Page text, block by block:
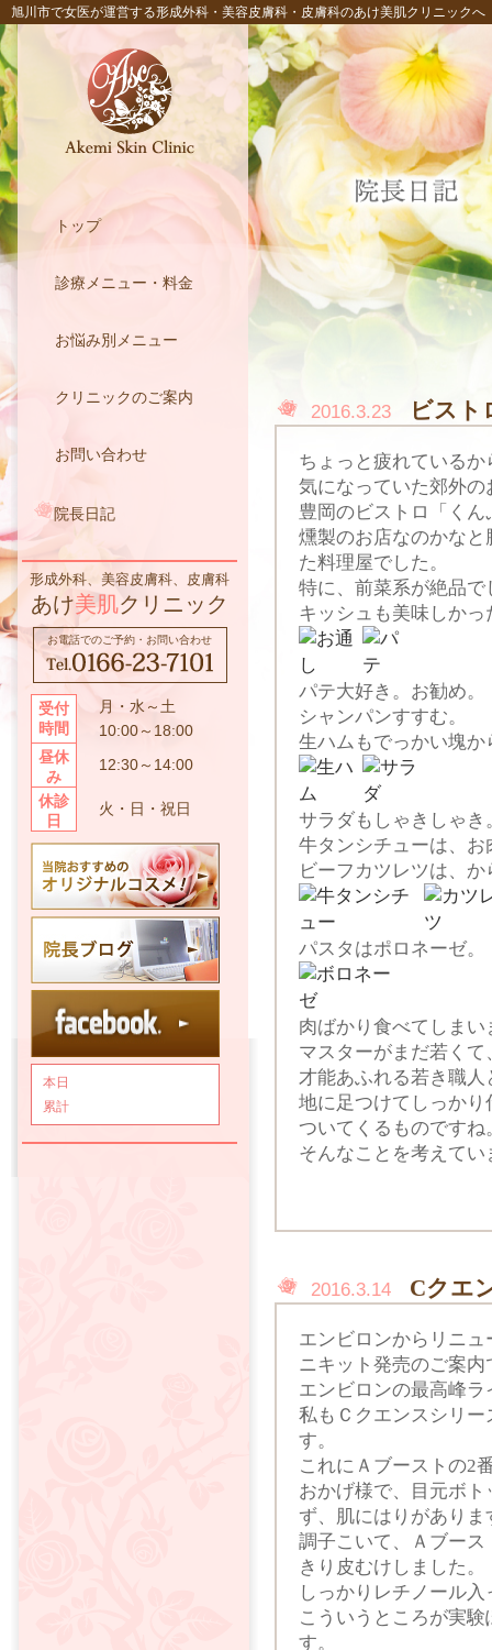
旭川市で女医が運営する形成外科・美容皮膚科・皮膚科のあけ美肌クリニックへ
トップ
診療メニュー・料金
お悩み別メニュー
クリニックのご案内
お問い合わせ
院長日記
形成外科、美容皮膚科、皮膚科
あけ美肌クリニック
お電話でのご予約・お問い合わせ
受付
時間
月・水～土
10:00～18:00
昼休
み
12:30～14:00
休診
日
火・日・祝日
本日
累計
2016.3.23 ビスト
ちょっと疲れている
気になっていた郊外の
豊岡のビストロ「く
燻製のお店なのかな
た料理屋でした。
特に、前菜系が絶品で
キッシュも美味しかっ
パテ大好き。お勧め。
シャンパンすすむ。
生ハムもでっかい塊
サラダもしゃきしゃき
牛タンシチューは、
ビーフカツレツは、
パスタはポロネーゼ。
肉ばかり食べてしまい
マスターがまだ若くて
才能あふれる若き職人
地に足つけてしっか
ついてくるものですね
そんなことを考えてい
2016.3.14 Cクエ
エンビロンからリニ
ニキット発売のご案内
エンビロンの最高峰
私もＣクエンスシリ
す。
これにＡブーストの2
おかげ様で、目元ボ
ず、肌にはりがありま
調子こいて、Ａブー
きり皮むけしました。
しっかりレチノール
こういうところが実
す。